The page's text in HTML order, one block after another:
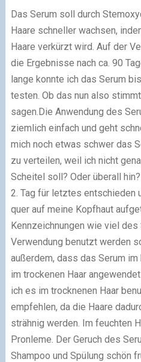
Das Serum soll durch
Haare schneller wachsen,
Haare verkürzt wird. Auf der
die Ergebnisse nach ca. 90
lange konnte ich das Serum
testen. Ob das nun also
sagen.Die Anwendung des
ziemlich einfach und geht
mich noch etwas schwer das
zu verteilen, weil ich nicht
Scheitel soll? Oder überall
2. Tag für letztes entschieden
quer auf meine Kopfhaut
Kennzeichnungen wie viel
Verwendung benutzt werden
außerdem, dass das Serum im
im trockenen Haar
ich es im trocknenen Haar
empfehlen, da die Haare
strähnig werden. Im feuchten
Pronleme. Der Geruch des
Shampoo und Spülung schön